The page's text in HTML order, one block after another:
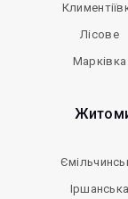
Лісове
Марківка
Іршанська